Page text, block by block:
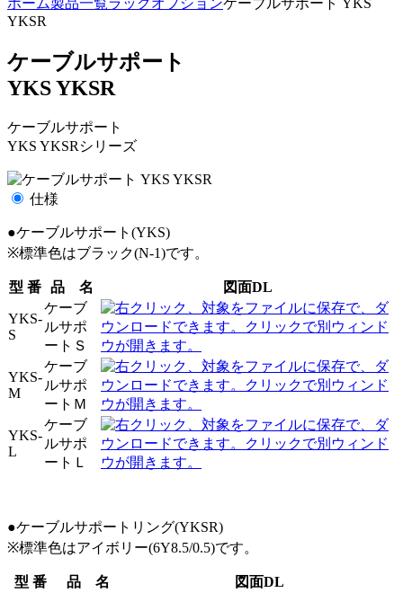
YKSR
ケーブルサポート
YKS YKSR
ケーブルサポート
YKS YKSRシリーズ
仕様
●ケーブルサポート(YKS)
※標準色はブラック(N-1)です。
型 番 品 名 図面DL
YKS-
S
ケーブ
ルサポ
ートＳ
YKS-
M
ケーブ
ルサポ
ートＭ
YKS-
L
ケーブ
ルサポ
ートＬ
●ケーブルサポートリング(YKSR)
※標準色はアイボリー(6Y8.5/0.5)です。
型 番 品 名 図面DL